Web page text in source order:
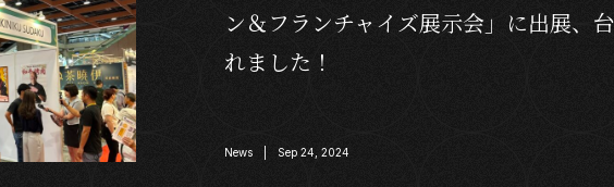
ン＆フランチャイズ展示会」に出展、
れました！
News | Sep 24, 2024